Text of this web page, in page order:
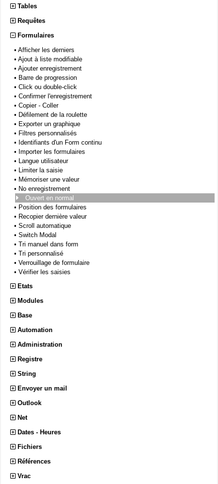
Tables
Requêtes
Formulaires
• Afficher les derniers
• Ajout à liste modifiable
• Ajouter enregistrement
• Barre de progression
• Click ou double-click
• Confirmer l'enregistrement
• Copier - Coller
• Défilement de la roulette
• Exporter un graphique
• Filtres personnalisés
• Identifiants d'un Form continu
• Importer les formulaires
• Langue utilisateur
• Limiter la saisie
• Mémoriser une valeur
• No enregistrement
Ouvert en normal
• Position des formulaires
• Recopier dernière valeur
• Scroll automatique
• Switch Modal
• Tri manuel dans form
• Tri personnalisé
• Verrouillage de formulaire
• Vérifier les saisies
Etats
Modules
Base
Automation
Administration
Registre
String
Envoyer un mail
Outlook
Net
Dates - Heures
Fichiers
Références
Vrac